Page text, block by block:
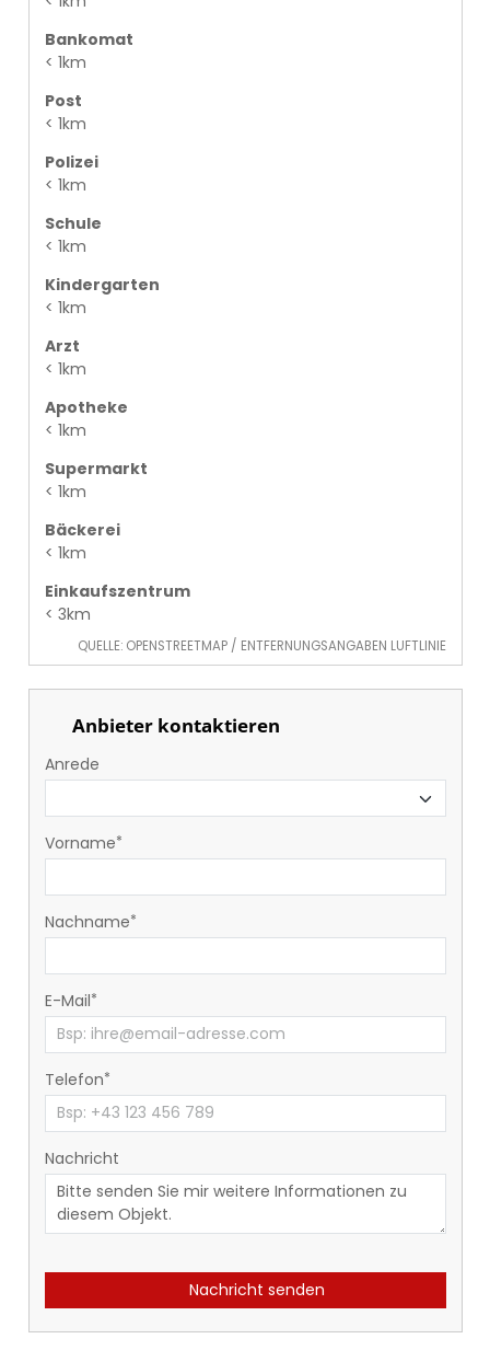
Bankomat
< 1km
Post
< 1km
Polizei
< 1km
Schule
< 1km
Kindergarten
< 1km
Arzt
< 1km
Apotheke
< 1km
Supermarkt
< 1km
Bäckerei
< 1km
Einkaufszentrum
< 3km
QUELLE: OPENSTREETMAP / ENTFERNUNGSANGABEN LUFTLINIE
Anbieter kontaktieren
Anrede
Vorname
Nachname
E-Mail
Telefon
Nachricht
Nachricht senden